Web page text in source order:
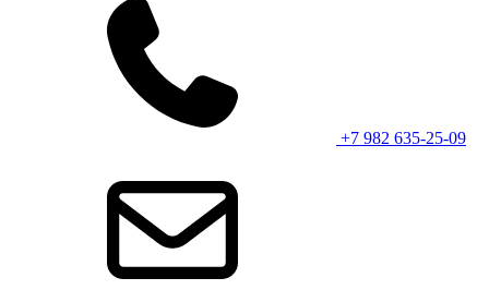
+7 982 635-25-09